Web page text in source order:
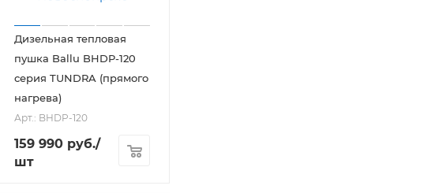
Дизельная тепловая
пушка Ballu BHDP-120
серия TUNDRA (прямого
нагрева)
Арт.: BHDP-120
159 990 руб./
шт